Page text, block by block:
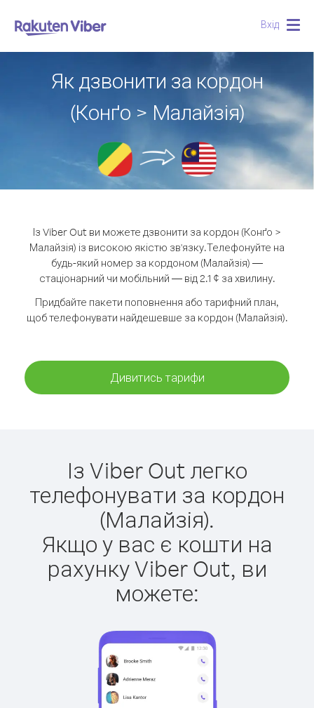
Вхід
Як дзвонити за кордон
(Конґо > Малайзія)
Із Viber Out ви можете дзвонити за кордон (Конґо >
Малайзія) із високою якістю зв'язку.Телефонуйте на
будь-який номер за кордоном (Малайзія) —
стаціонарний чи мобільний — від 2.1 ¢ за хвилину.
Придбайте пакети поповнення або тарифний план,
щоб телефонувати найдешевше за кордон (Малайзія).
Дивитись тарифи
Із Viber Out легко
телефонувати за кордон
(Малайзія).
Якщо у вас є кошти на
рахунку Viber Out, ви
можете: